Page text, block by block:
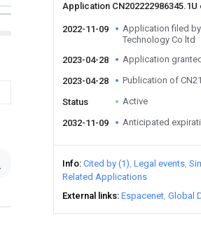
Application CN202222986345.1U
2022-11-09
Application filed
Technology Co ltd
2023-04-28
Application granted
2023-04-28 Publication of
Status Active
2032-11-09 Anticipated
Info Cited by (1) Legal events
Related Applications
External links Espacenet Global